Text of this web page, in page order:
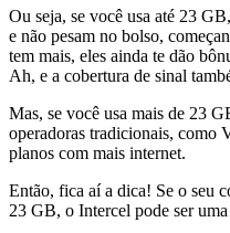
Ou seja, se você usa até 23
e não pesam no bolso,
tem mais, eles ainda te dão
Ah, e a cobertura de sinal
Mas, se você usa mais de 23
operadoras tradicionais, como
planos com mais internet.
Então, fica aí a dica! Se o seu
23 GB, o Intercel pode ser